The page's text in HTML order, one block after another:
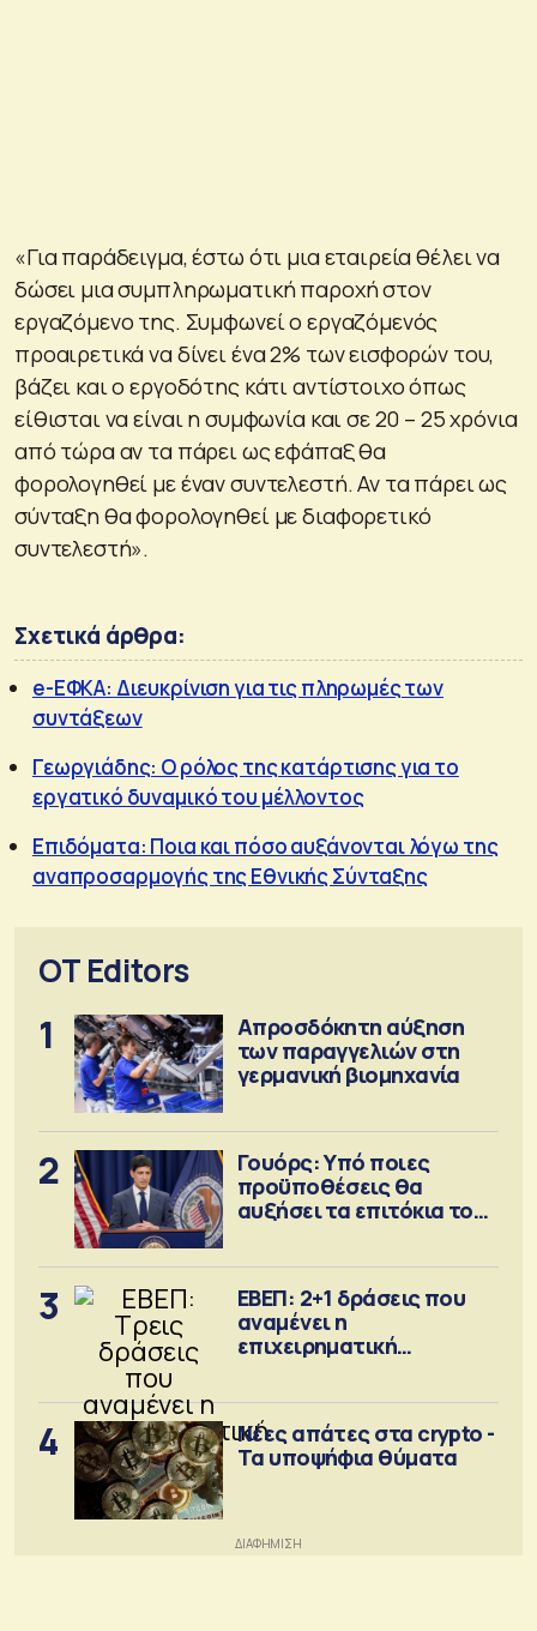
«Για παράδειγμα, έστω ότι μια εταιρεία θέλει να
δώσει μια συμπληρωματική παροχή στον
εργαζόμενο της. Συμφωνεί ο εργαζόμενός
προαιρετικά να δίνει ένα 2% των εισφορών του,
βάζει και ο εργοδότης κάτι αντίστοιχο όπως
είθισται να είναι η συμφωνία και σε 20 – 25 χρόνια
από τώρα αν τα πάρει ως εφάπαξ θα
φορολογηθεί με έναν συντελεστή. Αν τα πάρει ως
σύνταξη θα φορολογηθεί με διαφορετικό
συντελεστή».
Σχετικά άρθρα:
e-ΕΦΚΑ: Διευκρίνιση για τις πληρωμές των
συντάξεων
Γεωργιάδης: Ο ρόλος της κατάρτισης για το
εργατικό δυναμικό του μέλλοντος
Επιδόματα: Ποια και πόσο αυξάνονται λόγω της
αναπροσαρμογής της Εθνικής Σύνταξης
OT Editors
1
Απροσδόκητη αύξηση
των παραγγελιών στη
γερμανική βιομηχανία
2
Γουόρς: Υπό ποιες
προϋποθέσεις θα
αυξήσει τα επιτόκια τον
3
ΕΒΕΠ: 2+1 δράσεις που
αναμένει η
επιχειρηματική
4
Νέες απάτες στα crypto -
Τα υποψήφια θύματα